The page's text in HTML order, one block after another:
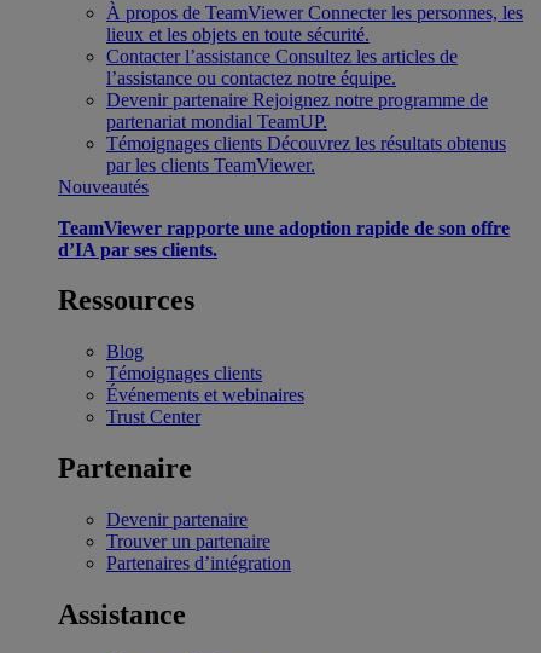
À propos de TeamViewer Connecter les personnes, les
lieux et les objets en toute sécurité.
Contacter l’assistance Consultez les articles de
l’assistance ou contactez notre équipe.
Devenir partenaire Rejoignez notre programme de
partenariat mondial TeamUP.
Témoignages clients Découvrez les résultats obtenus
par les clients TeamViewer.
Nouveautés
TeamViewer rapporte une adoption rapide de son offre
d’IA par ses clients.
Ressources
Blog
Témoignages clients
Événements et webinaires
Trust Center
Partenaire
Devenir partenaire
Trouver un partenaire
Partenaires d’intégration
Assistance